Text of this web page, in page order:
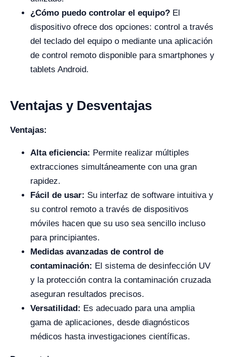
¿Cómo puedo controlar el equipo? El
dispositivo ofrece dos opciones: control a través
del teclado del equipo o mediante una aplicación
de control remoto disponible para smartphones y
tablets Android.
Ventajas y Desventajas
Ventajas:
Alta eficiencia: Permite realizar múltiples
extracciones simultáneamente con una gran
rapidez.
Fácil de usar: Su interfaz de software intuitiva y
su control remoto a través de dispositivos
móviles hacen que su uso sea sencillo incluso
para principiantes.
Medidas avanzadas de control de
contaminación: El sistema de desinfección UV
y la protección contra la contaminación cruzada
aseguran resultados precisos.
Versatilidad: Es adecuado para una amplia
gama de aplicaciones, desde diagnósticos
médicos hasta investigaciones científicas.